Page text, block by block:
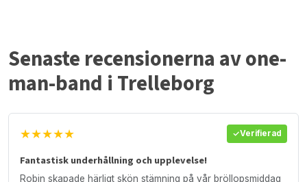
Senaste recensionerna av one-
man-band i Trelleborg
★★★★★ Verifierad
Fantastisk underhållning och upplevelse!
Robin skapade härligt skön stämning på vår bröllopsmiddag